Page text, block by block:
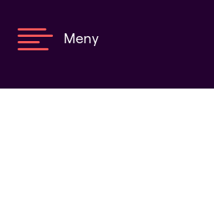
 Meny